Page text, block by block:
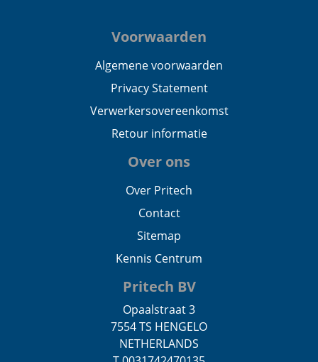
Voorwaarden
Algemene voorwaarden
Privacy Statement
Verwerkersovereenkomst
Retour informatie
Over ons
Over Pritech
Contact
Sitemap
Kennis Centrum
Pritech BV
Opaalstraat 3
7554 TS HENGELO
NETHERLANDS